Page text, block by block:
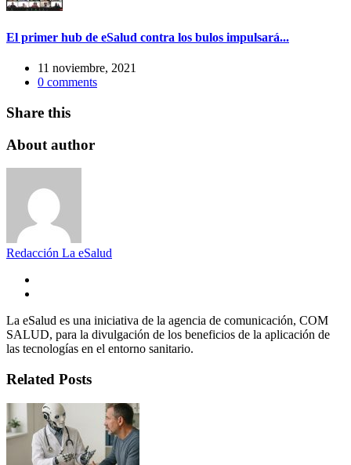
El primer hub de eSalud contra los bulos impulsará...
11 noviembre, 2021
0 comments
Share this
About author
Redacción La eSalud
La eSalud es una iniciativa de la agencia de comunicación, COM
SALUD, para la divulgación de los beneficios de la aplicación de
las tecnologías en el entorno sanitario.
Related Posts